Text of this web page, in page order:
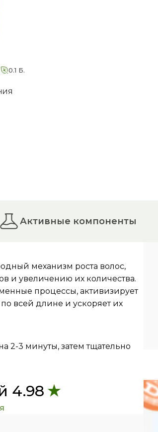
0.1 Б.
активные компоненты
механизм роста волос,
и увеличению их количества.
процессы, активизирует
всей длине и ускоряет их
2-3 минуты, затем тщательно
4.98